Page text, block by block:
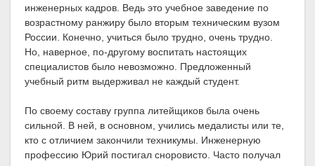
инженерных кадров. Ведь это учебное заведение по
возрастному ранжиру было вторым техническим вузом
России. Конечно, учиться было трудно, очень трудно.
Но, наверное, по-другому воспитать настоящих
специалистов было невозможно. Предложенный
учебный ритм выдерживал не каждый студент.
По своему составу группа литейщиков была очень
сильной. В ней, в основном, учились медалисты или те,
кто с отличием закончили техникумы. Инженерную
профессию Юрий постигал сноровисто. Часто получал